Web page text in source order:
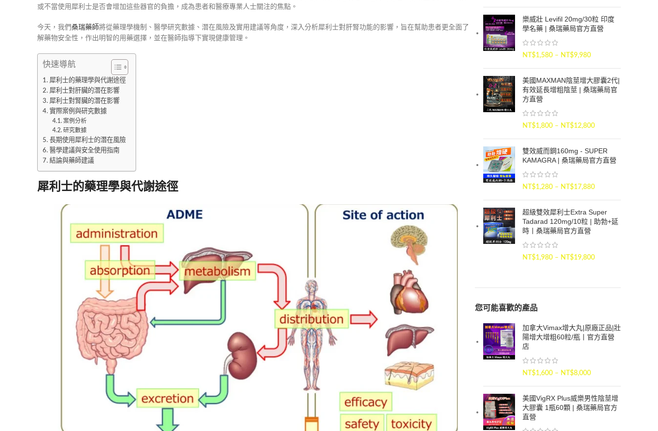
或不當使用犀利士是否會增加這些器官的負擔，成為患者和醫療專業人士關注的焦點。
今天，我們桑瑞藥師將從藥理學機制、醫學研究數據、潛在風險及實用建議等角度，深入分析犀利士對肝腎功能的影響，旨在幫助患者更全面了
解藥物安全性，作出明智的用藥選擇，並在醫師指導下實現健康管理。
快速導航
犀利士的藥理學與代謝途徑
犀利士對肝臟的潛在影響
犀利士對腎臟的潛在影響
實際案例與研究數據
案例分析
研究數據
長期使用犀利士的潛在風險
醫學建議與安全使用指南
結論與藥師建議
犀利士的藥理學與代謝途徑
樂威壯 Levifil 20mg/30粒 印度
學名藥 | 桑瑞藥局官方直營
NT$1,580 – NT$9,980
美國MAXMAN陰莖增大膠囊2代|
有效延長增粗陰莖 | 桑瑞藥局官
方直營
NT$1,800 – NT$12,800
雙效威而鋼160mg - SUPER
KAMAGRA | 桑瑞藥局官方直營
NT$1,280 – NT$17,880
超級雙效犀利士Extra Super
Tadarad 120mg/10粒 | 助勃+延
時丨桑瑞藥局官方直營
NT$1,980 – NT$19,800
您可能喜歡的產品
加拿大Vimax增大丸|原廠正品|壯
陽增大增粗60粒/瓶丨官方直營
店
NT$1,600 – NT$8,000
美國VigRX Plus威樂男性陰莖增
大膠囊 1瓶60顆 | 桑瑞藥局官方
直營